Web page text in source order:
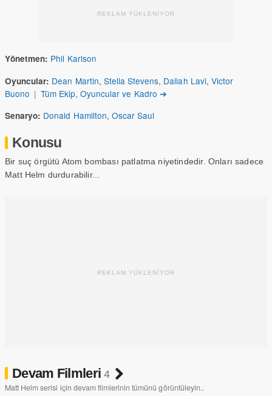
REKLAM YÜKLENİYOR
Yönetmen: Phil Karlson
Oyuncular: Dean Martin, Stella Stevens, Daliah Lavi, Victor
Buono | Tüm Ekip, Oyuncular ve Kadro ➔
Senaryo: Donald Hamilton, Oscar Saul
Konusu
Bir suç örgütü Atom bombası patlatma niyetindedir. Onları sadece
Matt Helm durdurabilir...
REKLAM YÜKLENİYOR
Devam Filmleri4
Matt Helm serisi için devam filmlerinin tümünü görüntüleyin..